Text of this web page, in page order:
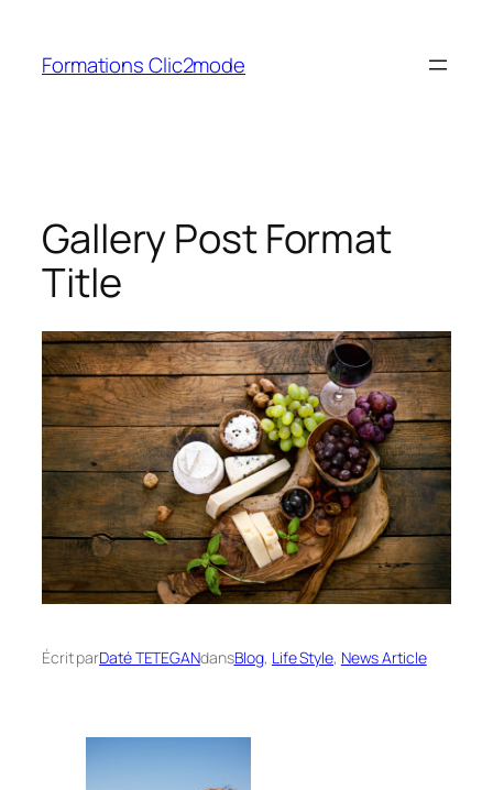
contenu
Formations Clic2mode
Gallery Post Format
Title
Écrit parDaté TETEGANdansBlog, Life Style, News Article